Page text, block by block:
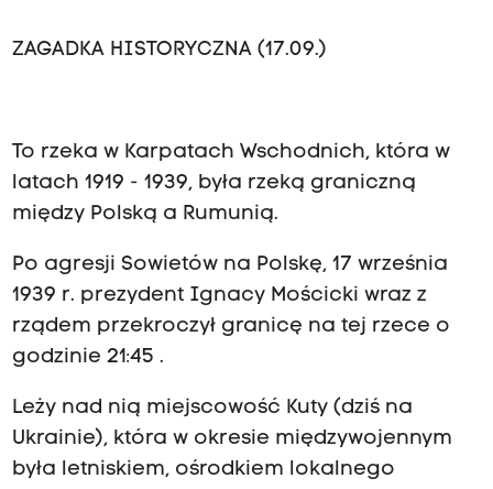
ZAGADKA HISTORYCZNA (17.09.)
To rzeka w Karpatach Wschodnich, która w
latach 1919 - 1939, była rzeką graniczną
między Polską a Rumunią.
Po agresji Sowietów na Polskę, 17 września
1939 r. prezydent Ignacy Mościcki wraz z
rządem przekroczył granicę na tej rzece o
godzinie 21:45 .
Leży nad nią miejscowość Kuty (dziś na
Ukrainie), która w okresie międzywojennym
była letniskiem, ośrodkiem lokalnego